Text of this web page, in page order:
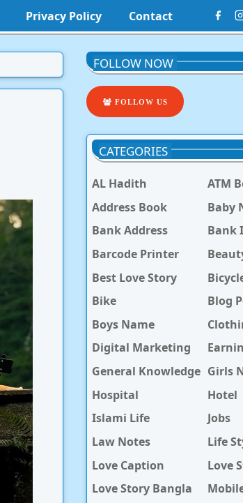
Privacy Policy Contact
FOLLOW NOW
FOLLOW US
CATEGORIES
AL Hadith
ATM
Address Book
Baby
Bank Address
Bank
Barcode Printer
Best Love Story
Bike
Blog
Boys Name
Digital Marketing
General Knowledge Girls
Hospital
Hotel
Islami Life
Jobs
Law Notes
Life
Love Caption
Love
Love Story Bangla